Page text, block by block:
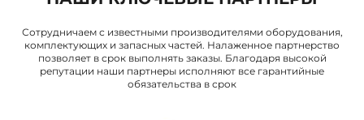
Сотрудничаем с известными производителями оборудования,
комплектующих и запасных частей. Налаженное партнерство
позволяет в срок выполнять заказы. Благодаря высокой
репутации наши партнеры исполняют все гарантийные
обязательства в срок